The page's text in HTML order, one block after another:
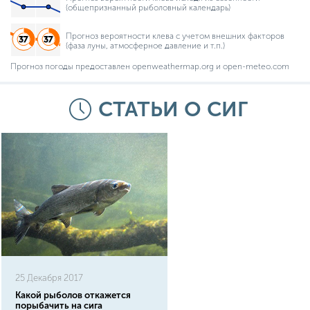
(общепризнанный рыболовный календарь)
Прогноз вероятности клева с учетом внешних факторов
(фаза луны, атмосферное давление и т.п.)
Прогноз погоды предоставлен openweathermap.org и open-meteo.com
СТАТЬИ О СИГ
25 Декабря 2017
Какой рыболов откажется
порыбачить на сига